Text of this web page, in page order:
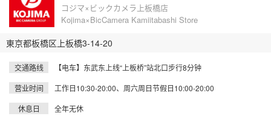
コジマ×ビックカメラ上板橋店
Kojima×BicCamera Kamiitabashi Store
東京都板橋区上板橋3-14-20
交通路线
【电车】东武东上线“上板桥”站北口步行8分钟
营业时间
工作日10:30-20:00、周六周日节假日10:00-20:00
休息日
全年无休